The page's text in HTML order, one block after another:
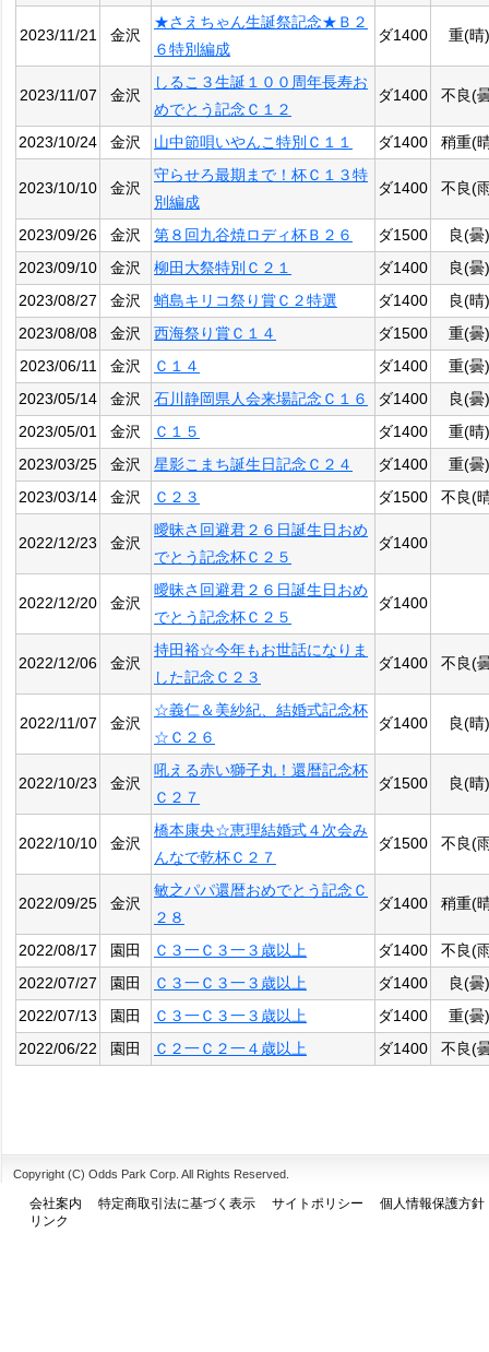
2023/11/21 金沢
★さえちゃん生誕祭記念★Ｂ２
６特別編成
ダ1400 重(晴)
2023/11/07 金沢
しるこ３生誕１００周年長寿お
めでとう記念Ｃ１２
ダ1400 不良(
2023/10/24 金沢 山中節唄いやんこ特別Ｃ１１ ダ1400 稍重(
2023/10/10 金沢
守らせろ最期まで！杯Ｃ１３特
別編成
ダ1400 不良(
2023/09/26 金沢 第８回九谷焼ロディ杯Ｂ２６ ダ1500
良(曇)
2023/09/10
金沢 柳田大祭特別Ｃ２１ ダ1400
良(曇)
2023/08/27
金沢 蛸島キリコ祭り賞Ｃ２特選 ダ1400
良(晴)
2023/08/08
金沢 西海祭り賞Ｃ１４ ダ1500
重(曇)
2023/06/11
金沢 Ｃ１４ ダ1400
重(曇)
2023/05/14
金沢 石川静岡県人会来場記念Ｃ１６ ダ1400
良(曇)
2023/05/01
金沢 Ｃ１５ ダ1400
重(晴)
2023/03/25
金沢 星影こまち誕生日記念Ｃ２４ ダ1400
重(曇)
2023/03/14
金沢 Ｃ２３ ダ1500 不良(
2022/12/23 金沢
曖昧さ回避君２６日誕生日おめ
でとう記念杯Ｃ２５
ダ1400
2022/12/20 金沢
曖昧さ回避君２６日誕生日おめ
でとう記念杯Ｃ２５
ダ1400
2022/12/06 金沢
持田裕☆今年もお世話になりま
した記念Ｃ２３
ダ1400 不良(
2022/11/07 金沢
☆義仁＆美紗紀、結婚式記念杯
☆Ｃ２６
ダ1400 良(晴)
2022/10/23 金沢
吼える赤い獅子丸！還暦記念杯
Ｃ２７
ダ1500 良(晴)
2022/10/10 金沢
橋本康央☆恵理結婚式４次会み
んなで乾杯Ｃ２７
ダ1500 不良(
2022/09/25 金沢
敏之パパ還暦おめでとう記念Ｃ
２８
ダ1400 稍重(
2022/08/17 園田 Ｃ３一Ｃ３一３歳以上 ダ1400
不良(
2022/07/27
園田 Ｃ３一Ｃ３一３歳以上 ダ1400
良(曇)
2022/07/13
園田 Ｃ３一Ｃ３一３歳以上 ダ1400
重(曇)
2022/06/22
園田 Ｃ２一Ｃ２一４歳以上 ダ1400 不良(
Copyright (C) Odds Park Corp. All Rights Reserved.
会社案内 特定商取引法に基づく表示 サイトポリシー
個人情報保護方針
リンク